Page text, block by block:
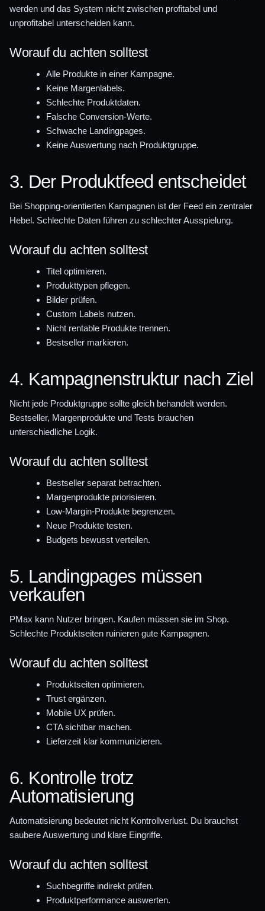
werden und das System nicht zwischen profitabel und
unprofitabel unterscheiden kann.
Worauf du achten solltest
Alle Produkte in einer Kampagne.
Keine Margenlabels.
Schlechte Produktdaten.
Falsche Conversion-Werte.
Schwache Landingpages.
Keine Auswertung nach Produktgruppe.
3. Der Produktfeed entscheidet
Bei Shopping-orientierten Kampagnen ist der Feed ein zentraler
Hebel. Schlechte Daten führen zu schlechter Ausspielung.
Worauf du achten solltest
Titel optimieren.
Produkttypen pflegen.
Bilder prüfen.
Custom Labels nutzen.
Nicht rentable Produkte trennen.
Bestseller markieren.
4. Kampagnenstruktur nach Ziel
Nicht jede Produktgruppe sollte gleich behandelt werden.
Bestseller, Margenprodukte und Tests brauchen
unterschiedliche Logik.
Worauf du achten solltest
Bestseller separat betrachten.
Margenprodukte priorisieren.
Low-Margin-Produkte begrenzen.
Neue Produkte testen.
Budgets bewusst verteilen.
5. Landingpages müssen
verkaufen
PMax kann Nutzer bringen. Kaufen müssen sie im Shop.
Schlechte Produktseiten ruinieren gute Kampagnen.
Worauf du achten solltest
Produktseiten optimieren.
Trust ergänzen.
Mobile UX prüfen.
CTA sichtbar machen.
Lieferzeit klar kommunizieren.
6. Kontrolle trotz
Automatisierung
Automatisierung bedeutet nicht Kontrollverlust. Du brauchst
saubere Auswertung und klare Eingriffe.
Worauf du achten solltest
Suchbegriffe indirekt prüfen.
Produktperformance auswerten.